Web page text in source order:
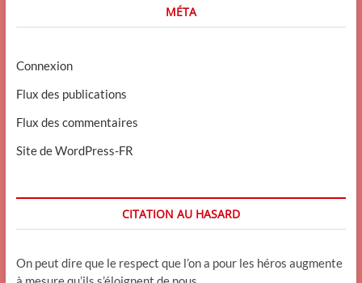
MÉTA
Connexion
Flux des publications
Flux des commentaires
Site de WordPress-FR
CITATION AU HASARD
On peut dire que le respect que l’on a pour les héros augmente